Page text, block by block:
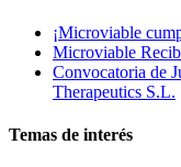
¡Microviable
Microviable
Convocatoria de
Therapeutics S.L.
Temas de interés